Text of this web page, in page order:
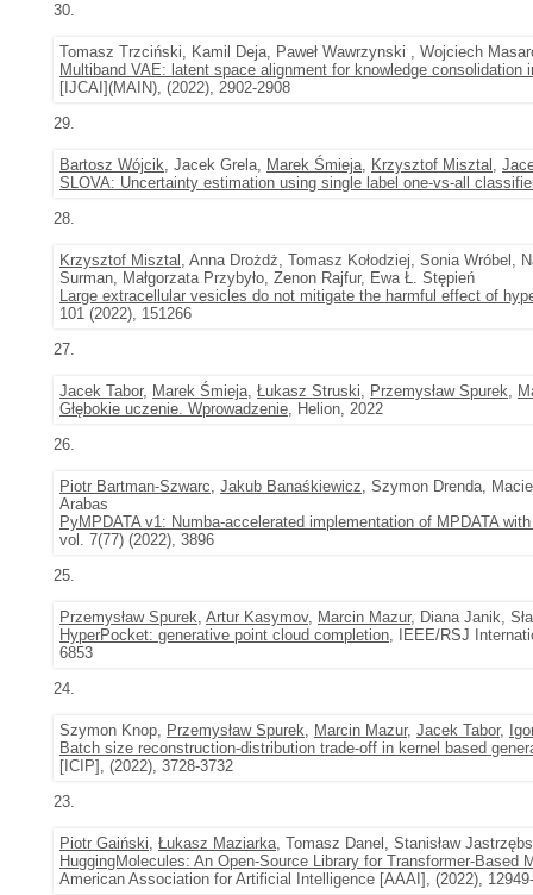
30.
Tomasz Trzciński, Kamil Deja, Paweł Wawrzynski , Wojciech
Multiband VAE: latent space alignment for knowledge consolidation
[IJCAI](MAIN), (2022), 2902-2908
29.
Bartosz Wójcik, Jacek Grela, Marek Śmieja, Krzysztof Misztal ,
SLOVA: Uncertainty estimation using single label one-vs-all
28.
Krzysztof Misztal , Anna Drożdż, Tomasz Kołodziej, Sonia Wróbel,
Surman, Małgorzata Przybyło, Zenon Rajfur, Ewa Ł. Stępień
Large extracellular vesicles do not mitigate the harmful effect of
101 (2022), 151266
27.
Jacek Tabor, Marek Śmieja, Łukasz Struski, Przemysław Spurek,
Głębokie uczenie. Wprowadzenie, Helion, 2022
26.
Piotr Bartman-Szwarc, Jakub Banaśkiewicz, Szymon Drenda,
Arabas
PyMPDATA v1: Numba-accelerated implementation of MPDATA
vol. 7(77) (2022), 3896
25.
Przemysław Spurek, Artur Kasymov, Marcin Mazur, Diana Janik,
HyperPocket: generative point cloud completion, IEEE/RSJ
6853
24.
Szymon Knop, Przemysław Spurek, Marcin Mazur, Jacek Tabor,
Batch size reconstruction-distribution trade-off in kernel based
[ICIP], (2022), 3728-3732
23.
Piotr Gaiński, Łukasz Maziarka, Tomasz Danel, Stanisław
HuggingMolecules: An Open-Source Library for Transformer-Based
American Association for Artificial Intelligence [AAAI], (2022),